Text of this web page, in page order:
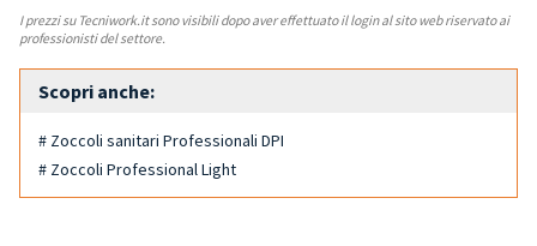
I prezzi su Tecniwork.it sono visibili dopo aver effettuato il login al sito web riservato ai
professionisti del settore.
Scopri anche:
# Zoccoli sanitari Professionali DPI
# Zoccoli Professional Light